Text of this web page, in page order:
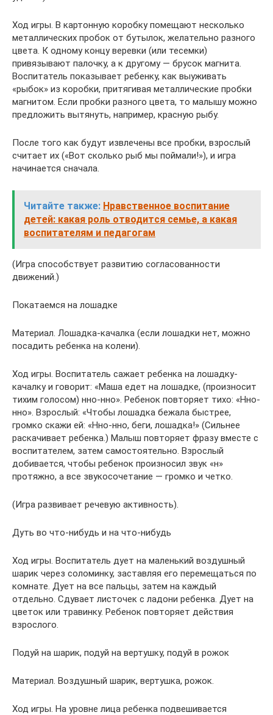
Ход игры. В картонную коробку помещают несколько
металлических пробок от бутылок, желательно разного
цвета. К одному концу веревки (или тесемки)
привязывают палочку, а к другому — брусок магнита.
Воспитатель показывает ребенку, как выуживать
«рыбок» из коробки, притягивая металлические пробки
магнитом. Если пробки разного цвета, то малышу можно
предложить вытянуть, например, красную рыбу.
После того как будут извлечены все пробки, взрослый
считает их («Вот сколько рыб мы поймали!»), и игра
начинается сначала.
Читайте также: Нравственное воспитание
детей: какая роль отводится семье, а какая
воспитателям и педагогам
(Игра способствует развитию согласованности
движений.)
Покатаемся на лошадке
Материал. Лошадка-качалка (если лошадки нет, можно
посадить ребенка на колени).
Ход игры. Воспитатель сажает ребенка на лошадку-
качалку и говорит: «Маша едет на лошадке, (произносит
тихим голосом) нно-нно». Ребенок повторяет тихо: «Нно-
нно». Взрослый: «Чтобы лошадка бежала быстрее,
громко скажи ей: «Нно-нно, беги, лошадка!» (Сильнее
раскачивает ребенка.) Малыш повторяет фразу вместе с
воспитателем, затем самостоятельно. Взрослый
добивается, чтобы ребенок произносил звук «н»
протяжно, а все звукосочетание — громко и четко.
(Игра развивает речевую активность).
Дуть во что-нибудь и на что-нибудь
Ход игры. Воспитатель дует на маленький воздушный
шарик через соломинку, заставляя его перемещаться по
комнате. Дует на все пальцы, затем на каждый
отдельно. Сдувает листочек с ладони ребенка. Дует на
цветок или травинку. Ребенок повторяет действия
взрослого.
Подуй на шарик, подуй на вертушку, подуй в рожок
Материал. Воздушный шарик, вертушка, рожок.
Ход игры. На уровне лица ребенка подвешивается